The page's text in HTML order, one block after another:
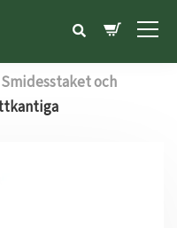
Smidesstaket och